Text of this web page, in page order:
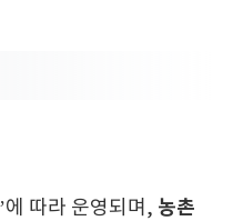
에 따라 운영되며, 농촌